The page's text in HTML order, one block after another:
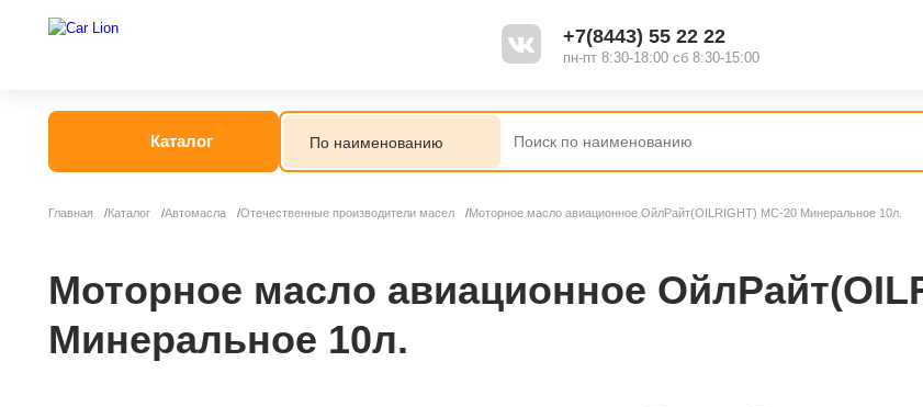
+7(8443) 55 22 22
пн-пт 8:30-18:00 сб 8:30-15:00
Каталог
Главная Каталог Автомасла Отечественные производители масел Моторное масло авиационное ОйлРайт(OILRIGHT) МС-20 Минеральное 10л.
Моторное масло авиационное
Минеральное 10л.